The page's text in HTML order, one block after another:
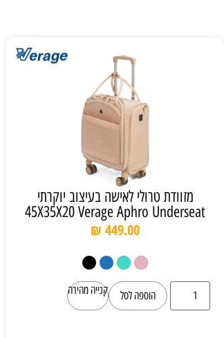
מזוודת טרולי לאישה בעיצוב יוקרתי
45X35X20 Verage Aphro Underseat
₪ 449.00
הוספה לסל קנייה מהירה